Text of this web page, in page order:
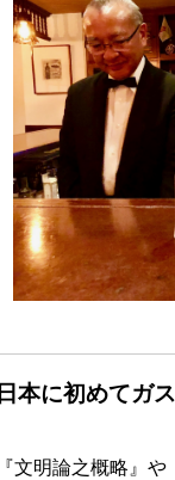
日本に初めてガ
『文明論之概略』